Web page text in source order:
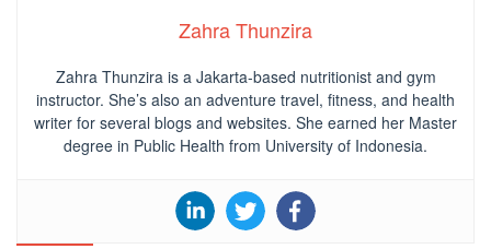
Zahra Thunzira
Zahra Thunzira is a Jakarta-based nutritionist and gym
instructor. She’s also an adventure travel, fitness, and health
writer for several blogs and websites. She earned her Master
degree in Public Health from University of Indonesia.